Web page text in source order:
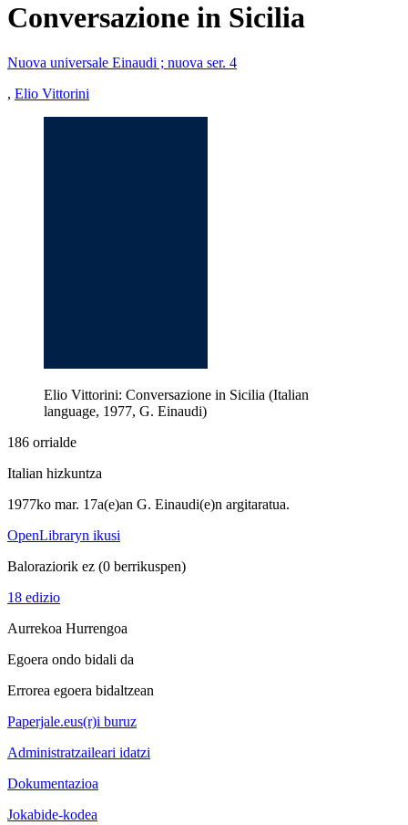
Conversazione in Sicilia
Nuova universale Einaudi ; nuova ser. 4
, Elio Vittorini
Elio Vittorini: Conversazione in Sicilia (Italian
language, 1977, G. Einaudi)
186 orrialde
Italian hizkuntza
1977ko mar. 17a(e)an G. Einaudi(e)n argitaratua.
OpenLibraryn ikusi
Baloraziorik ez (0 berrikuspen)
18 edizio
Aurrekoa Hurrengoa
Egoera ondo bidali da
Errorea egoera bidaltzean
Paperjale.eus(r)i buruz
Administratzaileari idatzi
Dokumentazioa
Jokabide-kodea